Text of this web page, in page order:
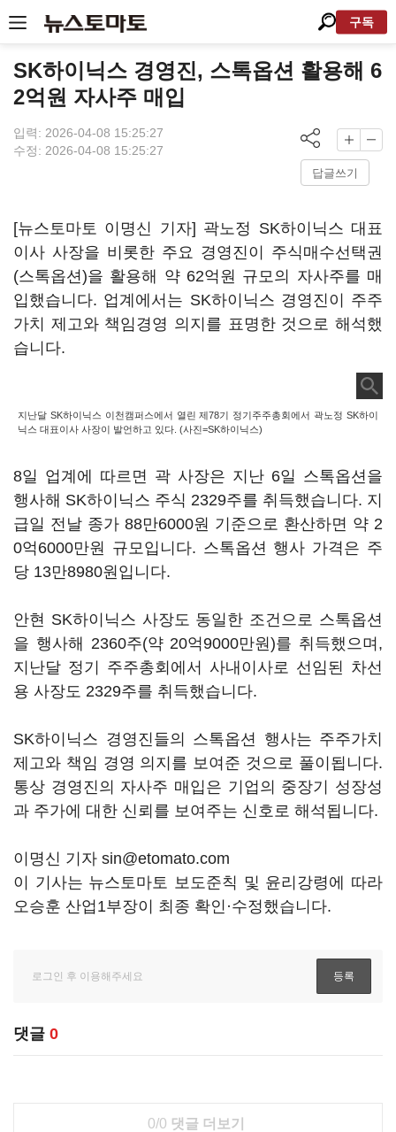
구독
SK하이닉스 경영진, 스톡옵션 활용해 6
2억원 자사주 매입
입력: 2026-04-08 15:25:27
수정: 2026-04-08 15:25:27
답글쓰기
[뉴스토마토 이명신 기자] 곽노정 SK하이닉스 대표
이사 사장을 비롯한 주요 경영진이 주식매수선택권
(스톡옵션)을 활용해 약 62억원 규모의 자사주를 매
입했습니다. 업계에서는 SK하이닉스 경영진이 주주
가치 제고와 책임경영 의지를 표명한 것으로 해석했
습니다.
지난달 SK하이닉스 이천캠퍼스에서 열린 제78기 정기주주총회에서 곽노정 SK하이
닉스 대표이사 사장이 발언하고 있다. (사진=SK하이닉스)
8일 업계에 따르면 곽 사장은 지난 6일 스톡옵션을
행사해 SK하이닉스 주식 2329주를 취득했습니다. 지
급일 전날 종가 88만6000원 기준으로 환산하면 약 2
0억6000만원 규모입니다. 스톡옵션 행사 가격은 주
당 13만8980원입니다.
안현 SK하이닉스 사장도 동일한 조건으로 스톡옵션
을 행사해 2360주(약 20억9000만원)를 취득했으며,
지난달 정기 주주총회에서 사내이사로 선임된 차선
용 사장도 2329주를 취득했습니다.
SK하이닉스 경영진들의 스톡옵션 행사는 주주가치
제고와 책임 경영 의지를 보여준 것으로 풀이됩니다.
통상 경영진의 자사주 매입은 기업의 중장기 성장성
과 주가에 대한 신뢰를 보여주는 신호로 해석됩니다.
이명신 기자 sin@etomato.com
이 기사는 뉴스토마토 보도준칙 및 윤리강령에 따라
오승훈 산업1부장이 최종 확인·수정했습니다.
댓글 0
0/0 댓글 더보기